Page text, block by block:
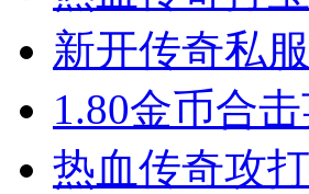
新开传奇私
1.80金币合
热血传奇攻